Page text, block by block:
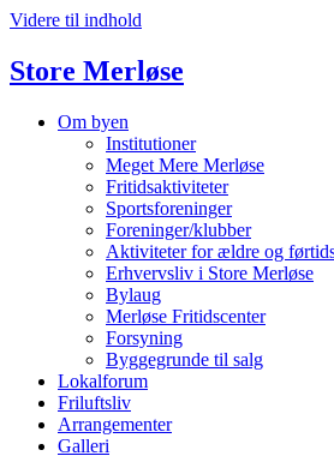
Videre til indhold
Store Merløse
Om byen
Institutioner
Meget Mere Merløse
Fritidsaktiviteter
Sportsforeninger
Foreninger/klubber
Aktiviteter for ældre og
Erhvervsliv i Store Merløse
Bylaug
Merløse Fritidscenter
Forsyning
Byggegrunde til salg
Lokalforum
Friluftsliv
Arrangementer
Galleri